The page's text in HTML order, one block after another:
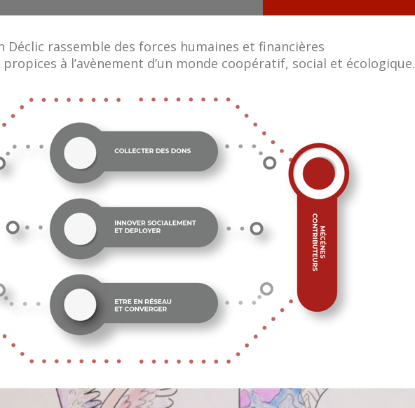
Déclic rassemble des forces humaines et financières
à l’avènement d’un monde coopératif, social et écologique.